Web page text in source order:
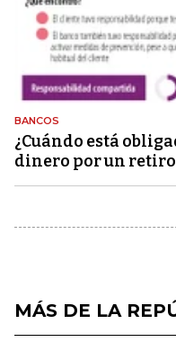
BANCOS
¿Cuándo está
dinero por un
MÁS DE LA